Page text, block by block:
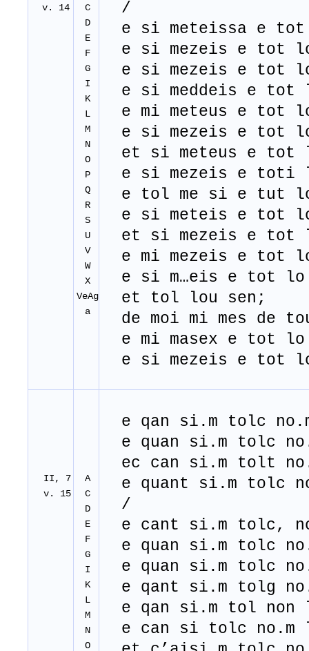
v. 14
C
D
E
F
G
I
K
L
M
N
O
P
Q
R
S
U
V
W
X
VeAg
a
/
e si meteissa e tot
e si mezeis e tot lo
e si mezeis e tot lo
e si meddeis e tot
e mi meteus e tot
e si mezeis e tot lo
et si meteus e tot
e si mezeis e toti
e tol me si e tut lo
e si meteis e tot lo
et si mezeis e tot
e mi mezeis e tot
e si m…eis e tot lo
et tol lou sen;
de moi mi mes de
e mi masex e tot lo
e si mezeis e tot lo
II, 7
v. 15
A
C
D
E
F
G
I
K
L
M
N
O
e qan si.m tolc
e quan si.m tolc
ec can si.m tolt
e quant si.m tolc
/
e cant si.m tolc,
e quan si.m tolc
e quan si.m tolc
e qant si.m tolg
e qan si.m tol non
e can si tolc no.m